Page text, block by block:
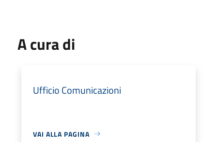
A cura di
Ufficio Comunicazioni
VAI ALLA PAGINA